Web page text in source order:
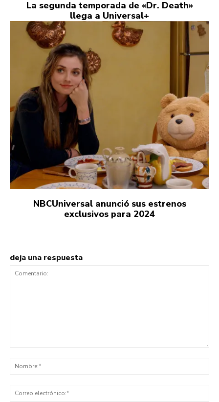
La segunda temporada de «Dr. Death»
llega a Universal+
NBCUniversal anunció sus estrenos
exclusivos para 2024
deja una respuesta